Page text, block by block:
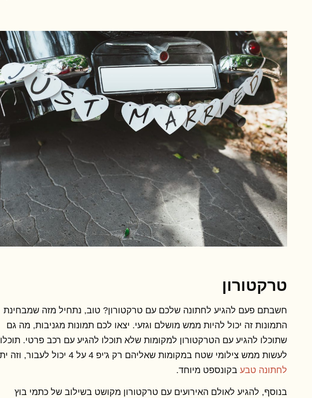
טרקטורון
חשבתם פעם להגיע לחתונה שלכם עם טרקטורון? טוב, נתחיל מזה שמבחינת
התמונות זה יכול להיות ממש מושלם וגזעי. יצאו לכם תמונות מגניבות, מה גם
שתוכלו להגיע עם הטרקטורון למקומות שלא תוכלו להגיע עם רכב פרטי. תוכלו
לעשות ממש צילומי שטח במקומות שאליהם רק ג'יפ 4 על 4 יכול לעבור, וזה יתאים
לחתונה טבע בקונספט מיוחד.
בנוסף, להגיע לאולם האירועים עם טרקטורון מקושט בשילוב של כתמי בוץ